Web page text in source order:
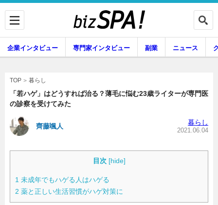
専門家インタビュー
企業インタビュー 専門家インタビュー 副業 ニュース
TOP 暮らし
「若ハゲ」はどうすれば治る？薄毛に悩む23歳ライターが専門医
の診察を受けてみた
齊藤颯人 暮らし
2021.06.04
目次 [hide]
1 未成年でもハゲる人はハゲる
2 薬と正しい生活習慣がハゲ対策に